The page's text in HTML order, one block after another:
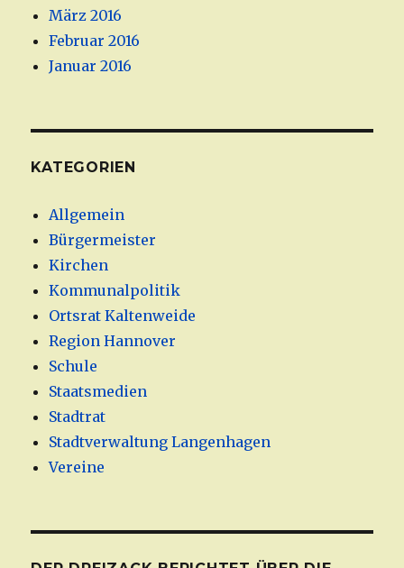
März 2016
Februar 2016
Januar 2016
KATEGORIEN
Allgemein
Bürgermeister
Kirchen
Kommunalpolitik
Ortsrat Kaltenweide
Region Hannover
Schule
Staatsmedien
Stadtrat
Stadtverwaltung Langenhagen
Vereine